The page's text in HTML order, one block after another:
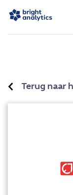
Terug naar